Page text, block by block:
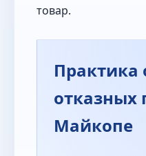
товар.
отказных
Майкопе